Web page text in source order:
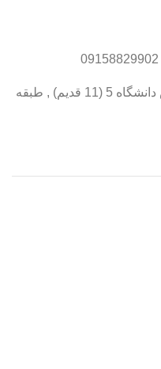
آدرس:مشهد ، خیابان دانشگاه , نبش دانشگاه 5 (11 قدیم) , طبقه